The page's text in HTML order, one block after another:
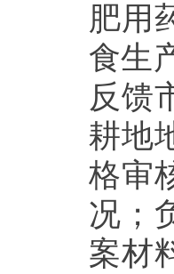
肥用
食生
反馈
耕地
格审
况；
案材